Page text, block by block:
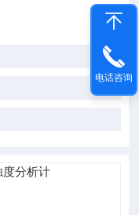
电话咨询